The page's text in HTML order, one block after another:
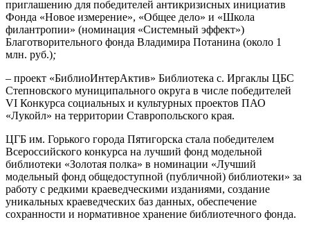
приглашению для победителей антикризисных инициатив
Фонда «Новое измерение», «Общее дело» и «Школа
филантропии» (номинация «Системный эффект»)
Благотворительного фонда Владимира Потанина (около 1
млн. руб.);
– проект «БиблиоИнтерАктив» Библиотека с. Иргаклы ЦБС
Степновского муниципального округа в числе победителей
VI Конкурса социальных и культурных проектов ПАО
«Лукойл» на территории Ставропольского края.
ЦГБ им. Горького города Пятигорска стала победителем
Всероссийского конкурса на лучший фонд модельной
библиотеки «Золотая полка» в номинации «Лучший
модельный фонд общедоступной (публичной) библиотеки» за
работу с редкими краеведческими изданиями, создание
уникальных краеведческих баз данных, обеспечение
сохранности и нормативное хранение библиотечного фонда.